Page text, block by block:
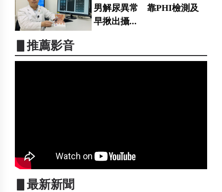
男解尿異常 靠PHI檢測及
早揪出攝...
▋推薦影音
▋最新新聞